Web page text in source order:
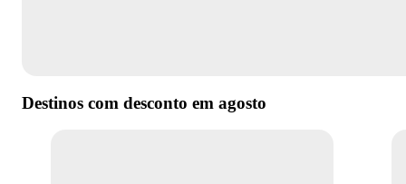
Destinos com desconto em agosto